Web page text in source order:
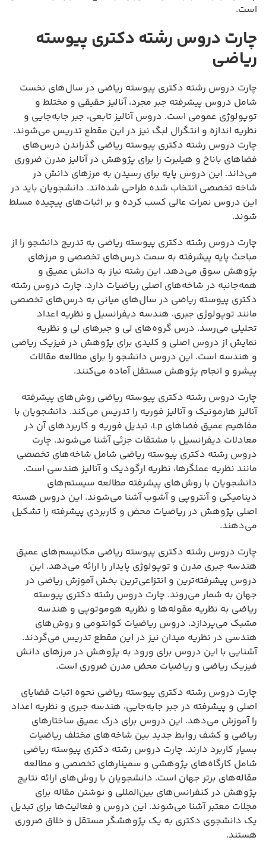
است.
چارت دروس رشته دکتری پیوسته
ریاضی
چارت دروس رشته دکتری پیوسته ریاضی در سال‌های نخست
شامل دروس پیشرفته جبر مجرد، آنالیز حقیقی و مختلط و
توپولوژی عمومی است. دروس آنالیز تابعی، جبر جابه‌جایی و
نظریه اندازه و انتگرال لبگ نیز در این مقطع تدریس می‌شوند.
چارت دروس رشته دکتری پیوسته ریاضی گذراندن درس‌های
فضاهای باناخ و هیلبرت را برای پژوهش در آنالیز مدرن ضروری
می‌داند. این دروس پایه برای رسیدن به مرزهای دانش در
شاخه تخصصی انتخاب شده طراحی شده‌اند. دانشجویان باید در
این دروس نمرات عالی کسب کرده و بر اثبات‌های پیچیده مسلط
شوند.
چارت دروس رشته دکتری پیوسته ریاضی به تدریج دانشجو را از
مباحث پایه پیشرفته به سمت درس‌های تخصصی و مرزهای
پژوهش سوق می‌دهد. این رشته نیاز به دانش عمیق و
همه‌جانبه در شاخه‌های اصلی ریاضیات دارد. چارت دروس رشته
دکتری پیوسته ریاضی در سال‌های میانی به درس‌های تخصصی
مانند توپولوژی جبری، هندسه دیفرانسیل و نظریه اعداد
تحلیلی می‌رسد. درس گروه‌های لی و جبرهای لی و نظریه
نمایش از دروس اصلی و کلیدی برای پژوهش در فیزیک ریاضی
و هندسه است. این دروس دانشجو را برای مطالعه مقالات
پیشرو و انجام پژوهش مستقل آماده می‌کنند.
چارت دروس رشته دکتری پیوسته ریاضی روش‌های پیشرفته
آنالیز هارمونیک و آنالیز فوریه را تدریس می‌کند. دانشجویان با
مفاهیم عمیق فضاهای Lp، تبدیل فوریه و کاربردهای آن در
معادلات دیفرانسیل با مشتقات جزئی آشنا می‌شوند. چارت
دروس رشته دکتری پیوسته ریاضی شامل شاخه‌های تخصصی
مانند نظریه عملگرها، نظریه ارگودیک و آنالیز هندسی است.
دانشجویان با روش‌های پیشرفته مطالعه سیستم‌های
دینامیکی و آنتروپی و آشوب آشنا می‌شوند. این دروس هسته
اصلی پژوهش در ریاضیات محض و کاربردی پیشرفته را تشکیل
می‌دهند.
چارت دروس رشته دکتری پیوسته ریاضی مکانیسم‌های عمیق
هندسه جبری مدرن و توپولوژی پایدار را ارائه می‌دهد. این
دروس پیشرفته‌ترین و انتزاعی‌ترین بخش آموزش ریاضی در
جهان به شمار می‌روند. چارت دروس رشته دکتری پیوسته
ریاضی به نظریه مقوله‌ها و نظریه هوموتوپی و هندسه
مشبک می‌پردازد. دروس ریاضیات کوانتومی و روش‌های
هندسی در نظریه میدان نیز در این مقطع تدریس می‌گردند.
آشنایی با این دروس برای ورود به پژوهش در مرزهای دانش
فیزیک ریاضی و ریاضیات محض مدرن ضروری است.
چارت دروس رشته دکتری پیوسته ریاضی نحوه اثبات قضایای
اصلی و پیشرفته در جبر جابه‌جایی، هندسه جبری و نظریه اعداد
را آموزش می‌دهد. این دروس برای درک عمیق ساختارهای
ریاضی و کشف روابط جدید بین شاخه‌های مختلف ریاضیات
بسیار کاربرد دارند. چارت دروس رشته دکتری پیوسته ریاضی
شامل کارگاه‌های پژوهشی و سمینارهای تخصصی و مطالعه
مقاله‌های برتر جهان است. دانشجویان با روش‌های ارائه نتایج
پژوهش در کنفرانس‌های بین‌المللی و نوشتن مقاله برای
مجلات معتبر آشنا می‌شوند. این دروس و فعالیت‌ها برای تبدیل
یک دانشجوی دکتری به یک پژوهشگر مستقل و خلاق ضروری
هستند.